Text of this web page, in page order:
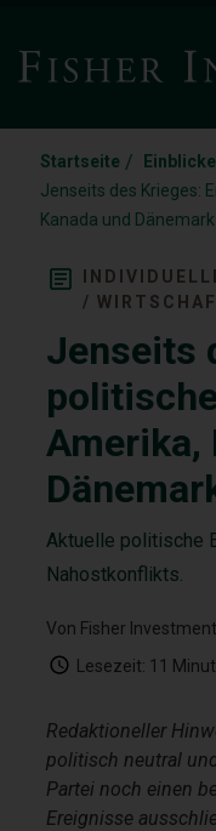
Startseite / Einblicke
Jenseits des Krieges:
Kanada und Dänemark
/
Jenseits
Amerika,
Aktuelle politische
Nahostkonflikts.
Von Fisher
Lesezeit: 11
Redaktioneller
politisch neutral
Partei noch einen
Ereignisse